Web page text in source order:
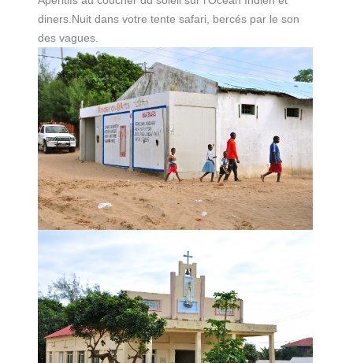
diners.Nuit dans votre tente safari, bercés par le son
des vagues.